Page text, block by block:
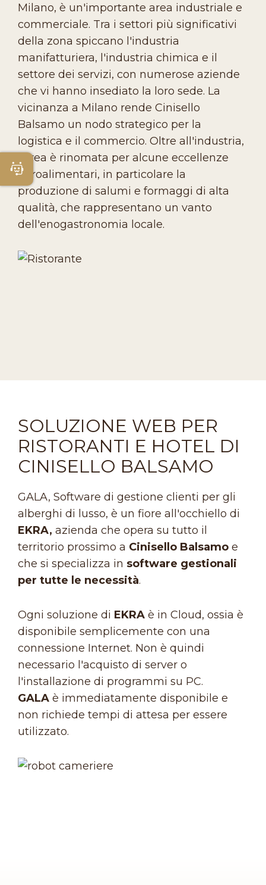
Milano, è un'importante area industriale e
commerciale. Tra i settori più significativi
della zona spiccano l'industria
manifatturiera, l'industria chimica e il
settore dei servizi, con numerose aziende
che vi hanno insediato la loro sede. La
vicinanza a Milano rende Cinisello
Balsamo un nodo strategico per la
logistica e il commercio. Oltre all'industria,
l'area è rinomata per alcune eccellenze
agroalimentari, in particolare la
produzione di salumi e formaggi di alta
qualità, che rappresentano un vanto
dell'enogastronomia locale.
SOLUZIONE WEB PER
RISTORANTI E HOTEL DI
CINISELLO BALSAMO
GALA, Software di gestione clienti per gli
alberghi di lusso, è un fiore all'occhiello di
EKRA, azienda che opera su tutto il
territorio prossimo a Cinisello Balsamo e
che si specializza in software gestionali
per tutte le necessità.
Ogni soluzione di EKRA è in Cloud, ossia è
disponibile semplicemente con una
connessione Internet. Non è quindi
necessario l'acquisto di server o
l'installazione di programmi su PC.
GALA è immediatamente disponibile e
non richiede tempi di attesa per essere
utilizzato.
Apri Chatbot